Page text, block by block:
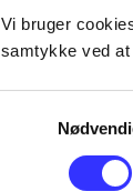
Vi bruger
samtykke ved at